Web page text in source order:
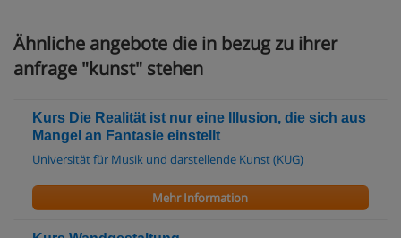
Ähnliche angebote die in bezug zu ihrer
anfrage "kunst" stehen
Kurs Die Realität ist nur eine Illusion, die sich aus
Mangel an Fantasie einstellt
Universität für Musik und darstellende Kunst (KUG)
Mehr Information